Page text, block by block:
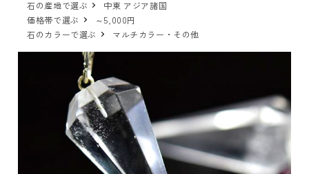
石の産地で選ぶ
中東 アジア諸国
価格帯で選ぶ
～5,000円
石のカラーで選ぶ
マルチカラー・その他